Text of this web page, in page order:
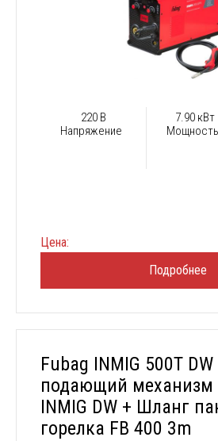
220 В
Напряжение
7.90 кВт
Мощность
Цена:
Подробнее
Fubag INMIG 500T DW
подающий механизм
INMIG DW + Шланг
горелка FB 400 3m